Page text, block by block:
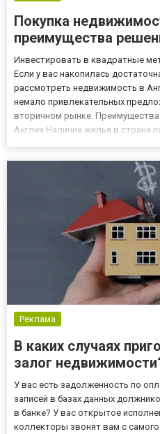
Покупка
преимущества
Инвестировать в квадратные
Если у вас накопилась
рассмотреть недвижимость в
немало привлекательных
вторичном рынке.
Англии Наличие жилья в стране
Реклама
В каких случаях
залог
У вас есть задолженность по
записей в базах данных
в банке? У вас открытое
коллекторы звонят вам с